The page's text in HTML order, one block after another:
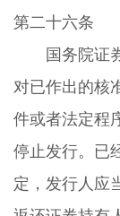
第二十六条
国务院证
对已作出的核
件或者法定程
停止发行。已
定，发行人应